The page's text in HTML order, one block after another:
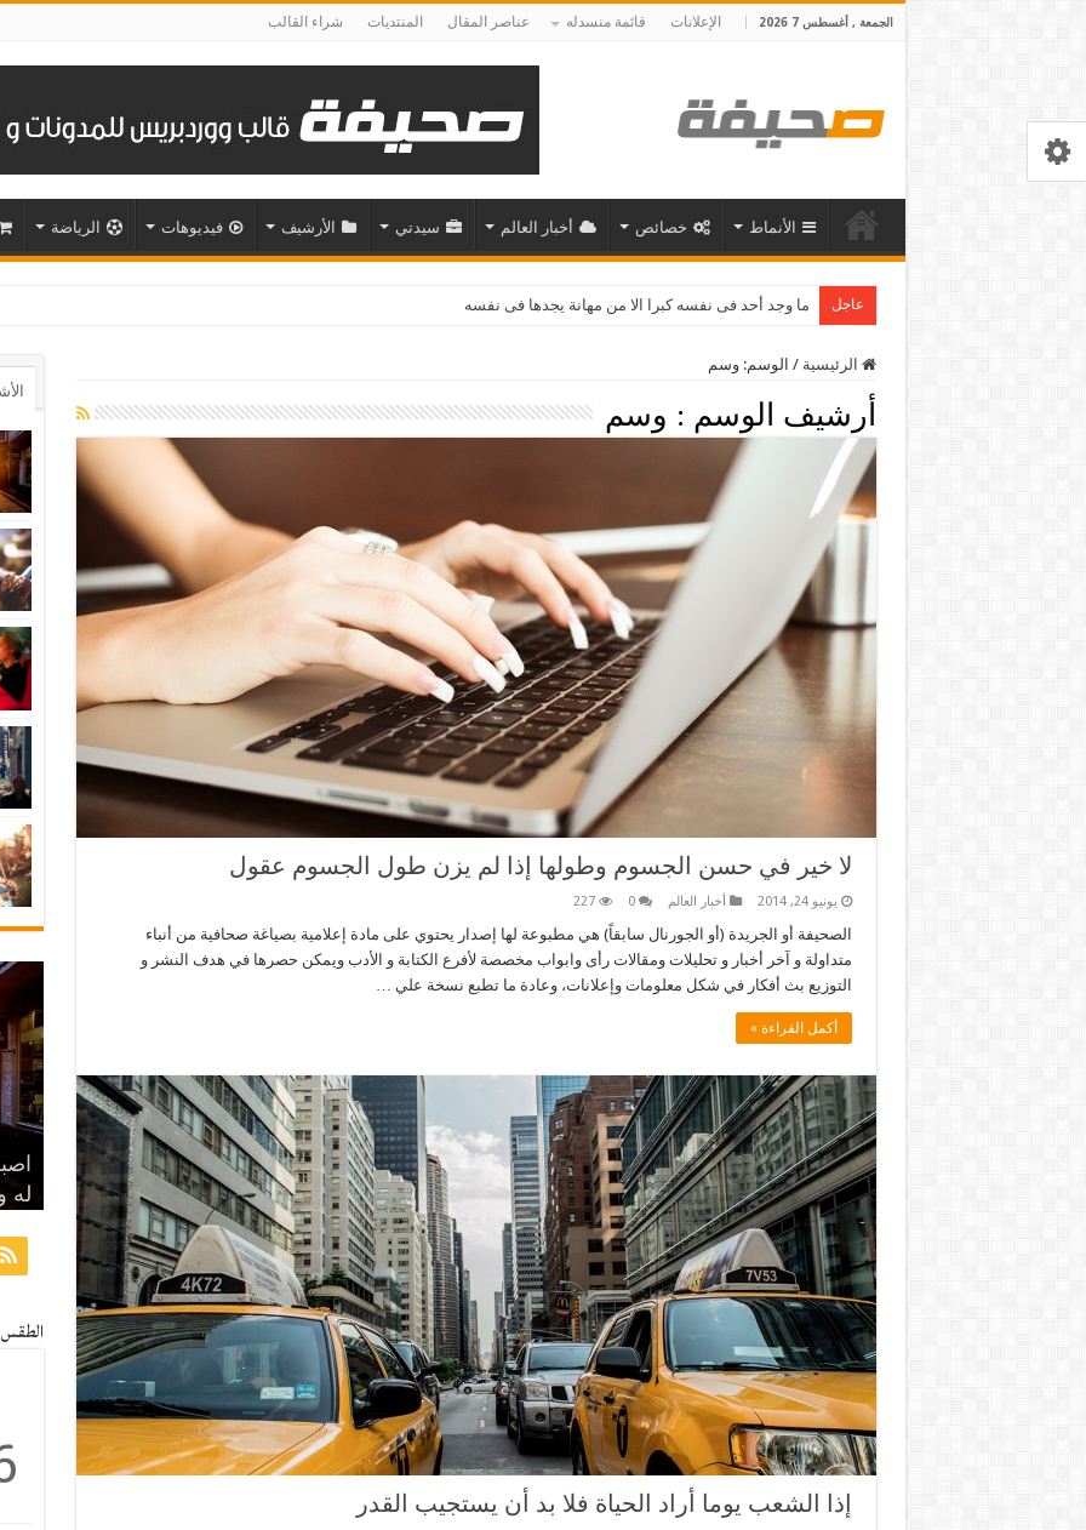
الجمعة , أغسطس 7 2026 الإعلانات قائمة منسدله عناصر المقال المنتديات شراء القالب
الأنماط خصائص أخبار العالم سيدتي الأرشيف فيديوهات الرياضة
عاجل سر النجاح هو النظام نظام صار
الرئيسية / الوسم:وسم
أرشيف الوسم : وسم
لا خير في حسن الجسوم وطولها إذا لم يزن طول الجسوم عقول
يونيو 24, 2014 أخبار العالم 0
227
الصحيفة أو الجريدة (أو الجورنال سابقاً) هي مطبوعة لها إصدار يحتوي على مادة إعلامية بصياغة صحافية من أنباء
متداولة و آخر أخبار و تحليلات ومقالات رأى وابواب مخصصة لأفرع الكتابة و الأدب ويمكن حصرها في هدف النشر و
التوزيع بث أفكار في شكل معلومات وإعلانات، وعادة ما تطبع نسخة علي …
أكمل القراءة »
إذا الشعب يوما أراد الحياة فلا بد أن يستجيب القدر
له
ما
سر
الطقس